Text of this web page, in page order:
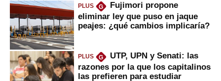
PLUS G
Fujimori propone
eliminar ley que puso en jaque
peajes: ¿qué cambios implicaría?
PLUS G
UTP, UPN y Senati: las
razones por la que los capitalinos
las prefieren para estudiar